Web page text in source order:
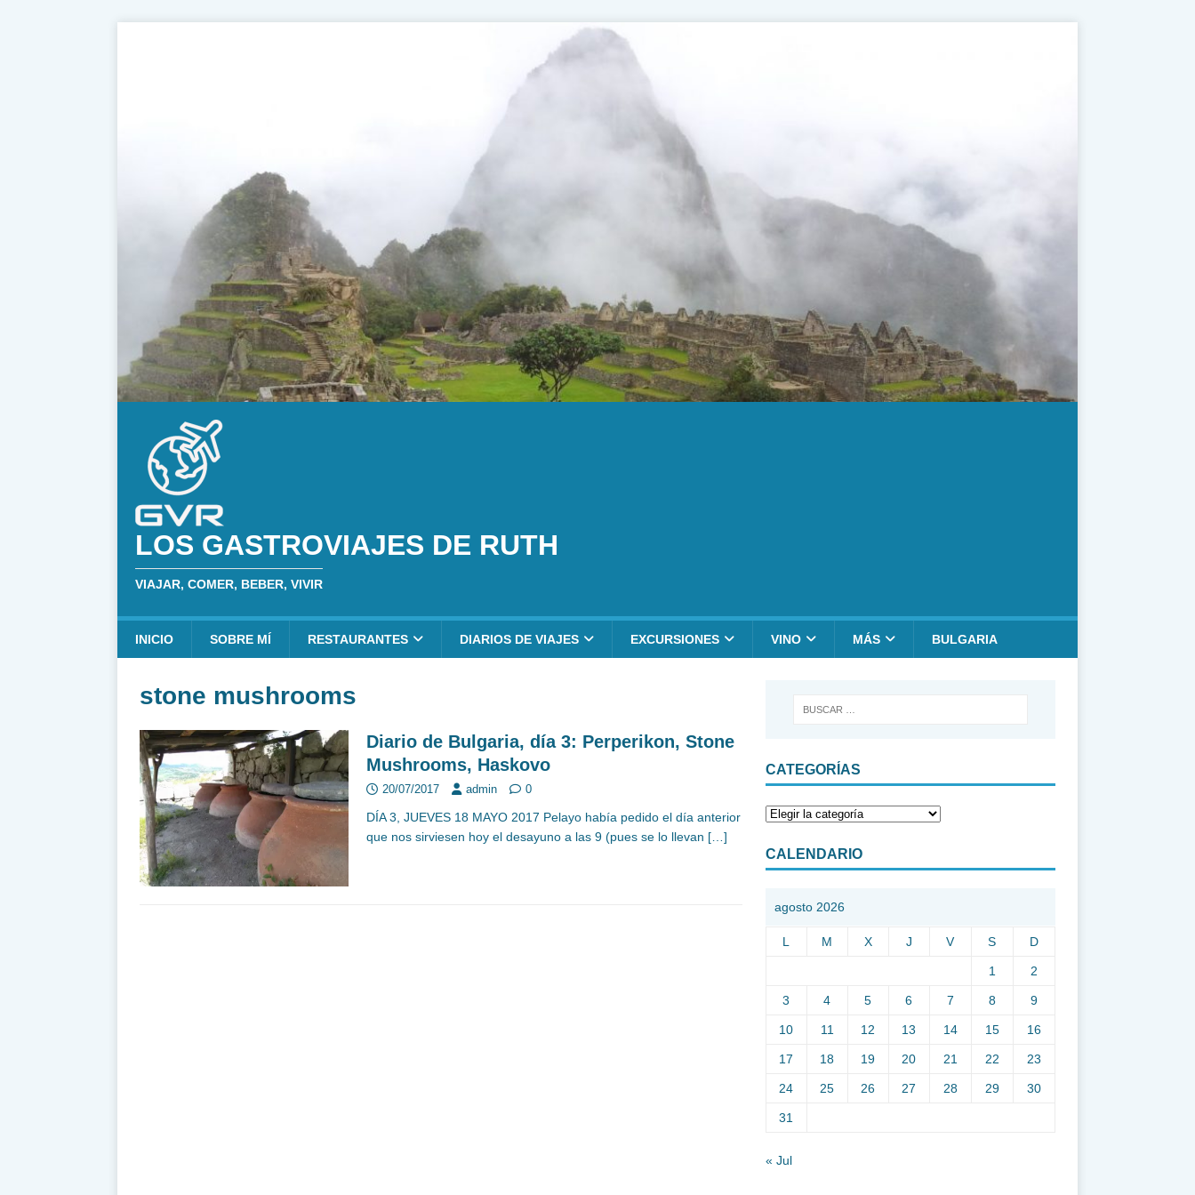
LOS GASTROVIAJES DE RUTH
VIAJAR, COMER, BEBER, VIVIR
INICIO SOBRE MÍ RESTAURANTES DIARIOS DE VIAJES EXCURSIONES VINO MÁS BULGARIA
stone mushrooms
Diario de Bulgaria, día 3: Perperikon, Stone
Mushrooms, Haskovo
20/07/2017 admin 0
DÍA 3, JUEVES 18 MAYO 2017 Pelayo había pedido el día anterior
que nos sirviesen hoy el desayuno a las 9 (pues se lo llevan […]
CATEGORÍAS
CALENDARIO
agosto 2026
L M X J V S D
1 2
3 4 5 6 7 8 9
10 11 12 13 14 15 16
17 18 19 20 21 22 23
24 25 26 27 28 29 30
31
« Jul